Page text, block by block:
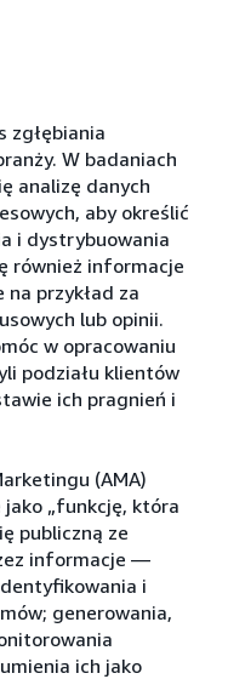
zgłębiania
W badaniach
analizę danych
aby określić
i dystrybuowania
również informacje
przykład za
lub opinii.
w opracowaniu
podziału klientów
ich pragnień i
(AMA)
„funkcję, która
publiczną ze
informacje —
i
generowania,
ich jako